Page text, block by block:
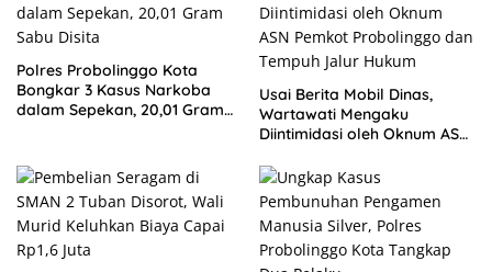
Polres Probolinggo Kota
Bongkar 3 Kasus Narkoba
dalam Sepekan, 20,01 Gram
Usai Berita Mobil Dinas,
Wartawati Mengaku
Diintimidasi oleh Oknum ASN
Tempuh Jalur Hukum